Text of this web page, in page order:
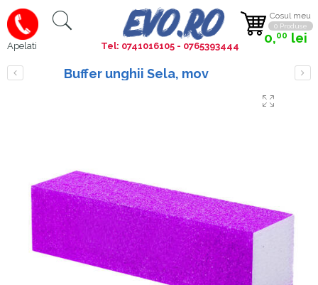
Apelati
Cosul meu
0 Produse
0,00 lei
Tel: 0741016105 - 0765393444
Buffer unghii Sela, mov